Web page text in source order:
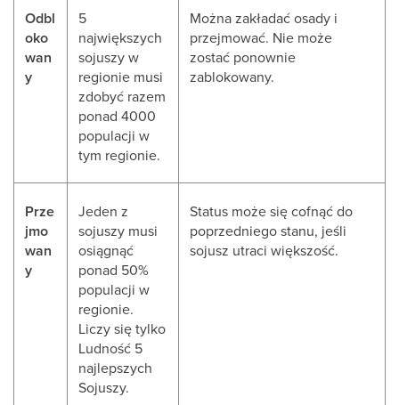
Odbl
oko
wan
y
5
największych
sojuszy w
regionie musi
zdobyć razem
ponad 4000
populacji w
tym regionie.
Można zakładać osady i
przejmować. Nie może
zostać ponownie
zablokowany.
Prze
jmo
wan
y
Jeden z
sojuszy musi
osiągnąć
ponad 50%
populacji w
regionie.
Liczy się tylko
Ludność 5
najlepszych
Sojuszy.
Status może się cofnąć do
poprzedniego stanu, jeśli
sojusz utraci większość.